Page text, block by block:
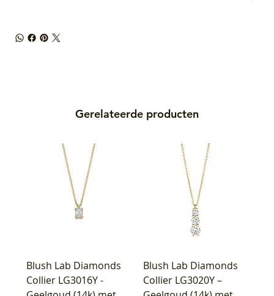
Gerelateerde producten
Blush Lab Diamonds
Collier LG3016Y -
Blush Lab Diamonds
Collier LG3020Y –